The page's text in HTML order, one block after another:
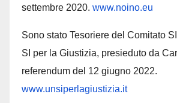
settembre 2020. www.noino.eu
Sono stato Tesoriere del Comitato
SI per la Giustizia, presieduto da
referendum del 12 giugno 2022.
www.unsiperlagiustizia.it